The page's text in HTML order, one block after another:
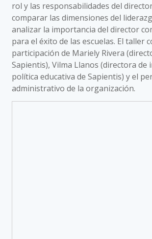
rol y las responsabilidades del
comparar las dimensiones del
analizar la importancia del director
para el éxito de las escuelas. El taller
participación de Mariely Rivera
Sapientis), Vilma Llanos (directora de
política educativa de Sapientis) y el
administrativo de la organización.